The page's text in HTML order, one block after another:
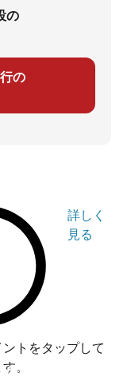
の
の
詳しく
見る
トをタップして
。とうございます